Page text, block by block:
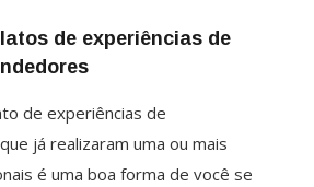
de experiências de
de experiências de
já realizaram uma ou mais
é uma boa forma de você se